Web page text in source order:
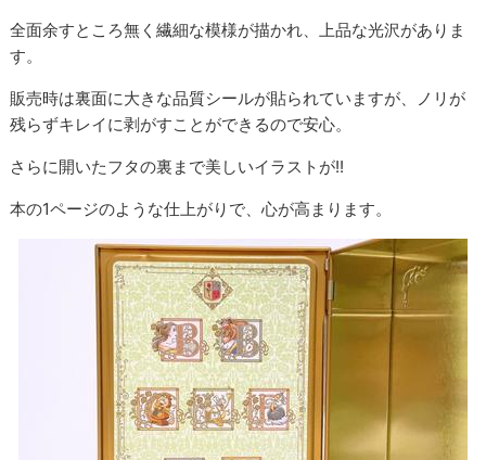
全面余すところ無く繊細な模様が描かれ、上品な光沢がありま
す。
販売時は裏面に大きな品質シールが貼られていますが、ノリが
残らずキレイに剥がすことができるので安心。
さらに開いたフタの裏まで美しいイラストが!!
本の1ページのような仕上がりで、心が高まります。